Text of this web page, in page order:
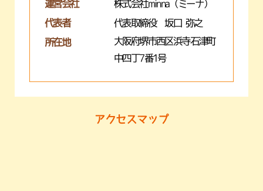
運営会社 株式会社minna（ミーナ）
代表者 代表取締役 坂口 弥之
所在地
大阪府堺市西区浜寺石津町
中四丁7番1号
アクセスマップ